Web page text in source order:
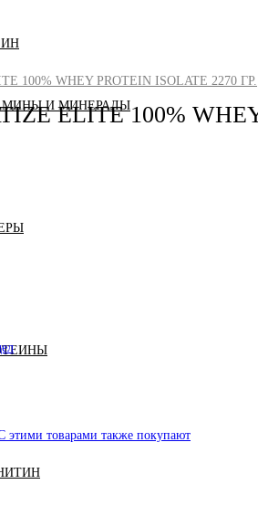
И МИНЕРАЛЫ
100% WHEY PROTEIN ISOLATE 2270 ГР.
ELITE 100% WHEY